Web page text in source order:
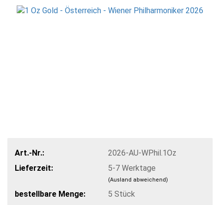
Art.-Nr.:
2026-AU-WPhil.1Oz
Lieferzeit:
5-7 Werktage
(Ausland abweichend)
bestellbare Menge: 5 Stück